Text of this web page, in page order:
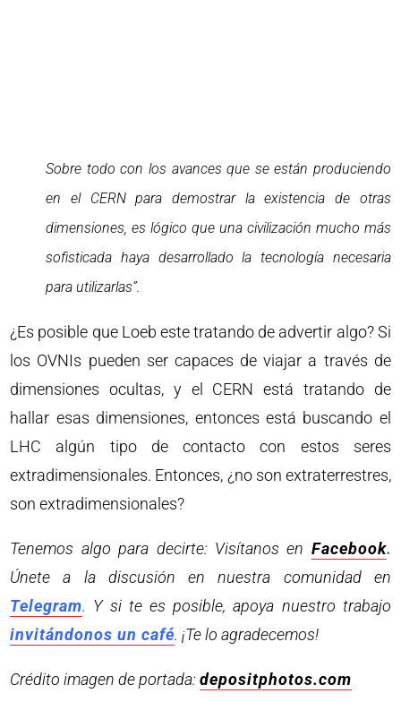
Sobre todo con los avances que se están produciendo
en el CERN para demostrar la existencia de otras
dimensiones, es lógico que una civilización mucho más
sofisticada haya desarrollado la tecnología necesaria
para utilizarlas”.
¿Es posible que Loeb este tratando de advertir algo? Si
los OVNIs pueden ser capaces de viajar a través de
dimensiones ocultas, y el CERN está tratando de
hallar esas dimensiones, entonces está buscando el
LHC algún tipo de contacto con estos seres
extradimensionales. Entonces, ¿no son extraterrestres,
son extradimensionales?
Tenemos algo para decirte: Visítanos en Facebook.
Únete a la discusión en nuestra comunidad en
Telegram. Y si te es posible, apoya nuestro trabajo
invitándonos un café. ¡Te lo agradecemos!
Crédito imagen de portada:depositphotos.com